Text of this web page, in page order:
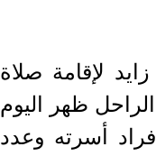
لإقامة صلاة
ظهر اليوم
أسرته وعدد